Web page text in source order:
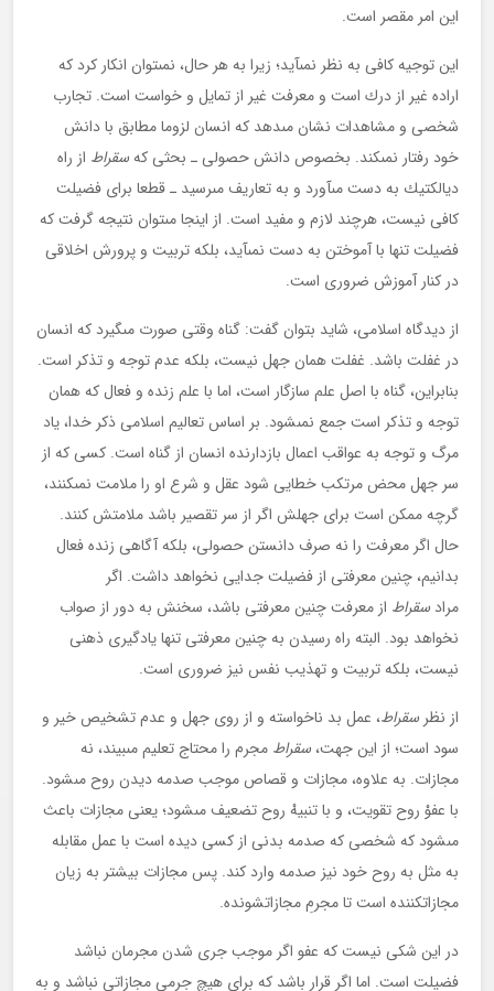
اين امر مقصر است.
اين توجيه كافى به نظر نمى‏آيد؛ زيرا به هر حال، نمى‏توان انكار كرد كه
اراده غير از درك است و معرفت غير از تمايل و خواست است. تجارب
شخصى و مشاهدات نشان مى‏دهد كه انسان لزوما مطابق با دانش
خود رفتار نمى‏كند. بخصوص دانش حصولى ـ بحثى كهسقراط از راه
ديالكتيك به دست مى‏آورد و به تعاريف مى‏رسيد ـ قطعا براى فضيلت
كافى نيست، هرچند لازم و مفيد است. از اينجا مى‏توان نتيجه گرفت كه
فضيلت تنها با آموختن به دست نمى‏آيد، بلكه تربيت و پرورش اخلاقى
در كنار آموزش ضرورى است.
از ديدگاه اسلامى، شايد بتوان گفت: گناه وقتى صورت مى‏گيرد كه انسان
در غفلت باشد. غفلت همان جهل نيست، بلكه عدم توجه و تذكر است.
بنابراين، گناه با اصل علم سازگار است، اما با علم زنده و فعال كه همان
توجه و تذكر است جمع نمى‏شود. بر اساس تعاليم اسلامى ذكر خدا، ياد
مرگ و توجه به عواقب اعمال بازدارنده انسان از گناه است. كسى كه از
سر جهل محض مرتكب خطايى شود عقل و شرع او را ملامت نمى‏كنند،
گرچه ممكن است براى جهلش اگر از سر تقصير باشد ملامتش كنند.
حال اگر معرفت را نه صرف دانستن حصولى، بلكه آگاهى زنده فعال
بدانيم، چنين معرفتى از فضيلت جدايى نخواهد داشت. اگر
مراد سقراط از معرفت چنين معرفتى باشد، سخنش به دور از صواب
نخواهد بود. البته راه رسيدن به چنين معرفتى تنها يادگيرى ذهنى
نيست، بلكه تربيت و تهذيب نفس نيز ضرورى است.
از نظر سقراط، عمل بد ناخواسته و از روى جهل و عدم تشخيص خير و
سود است؛ از اين جهت، سقراط مجرم را محتاج تعليم مى‏بيند، نه
مجازات. به علاوه، مجازات و قصاص موجب صدمه ديدن روح مى‏شود.
با عفوْ روح تقويت، و با تنبيهْ روح تضعيف مى‏شود؛ يعنى مجازات باعث
مى‏شود كه شخصى كه صدمه بدنى از كسى ديده است با عمل مقابله
به مثل به روح خود نيز صدمه وارد كند. پس مجازات بيشتر به زيان
مجازات‏كننده است تا مجرمِ مجازات‏شونده.
در اين شكى نيست كه عفو اگر موجب جرى شدن مجرمان نباشد
فضيلت است. اما اگر قرار باشد كه براى هيچ جرمى مجازاتى نباشد و به